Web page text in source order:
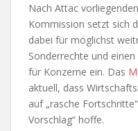
Nach Attac
Kommission setzt sich
dabei für möglichst
Sonderrechte und
für Konzerne ein. Das
aktuell, dass
auf „rasche
Vorschlag“ hoffe.